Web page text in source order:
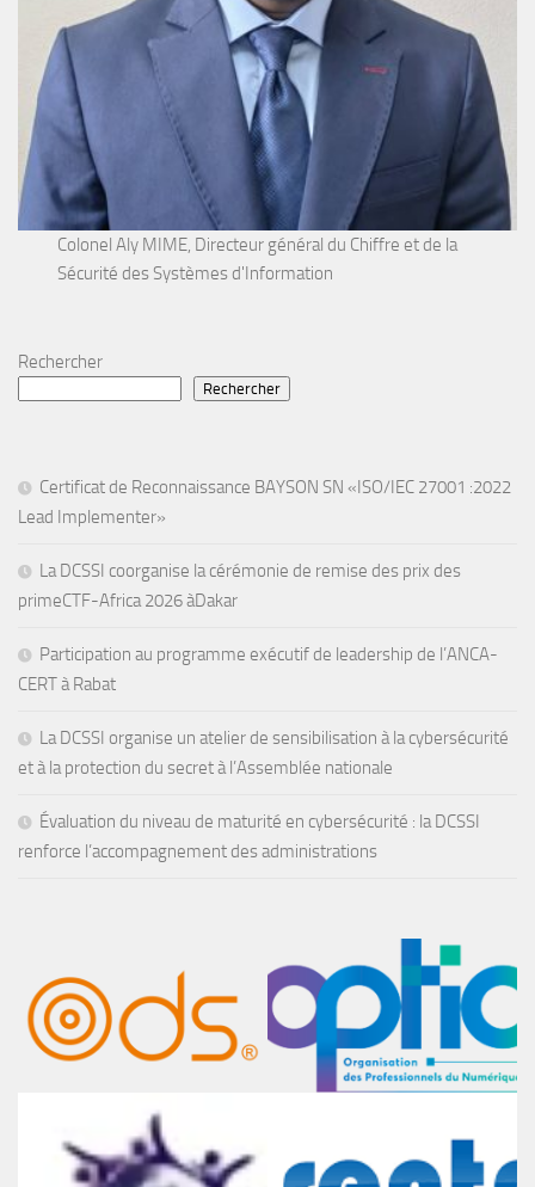
Colonel Aly MIME, Directeur général du Chiffre et de la
Sécurité des Systèmes d'Information
Rechercher
Rechercher
Certificat de Reconnaissance BAYSON SN «ISO/IEC 27001 :2022
Lead Implementer»
La DCSSI coorganise la cérémonie de remise des prix des
primeCTF-Africa 2026 àDakar
Participation au programme exécutif de leadership de l’ANCA-
CERT à Rabat
La DCSSI organise un atelier de sensibilisation à la cybersécurité
et à la protection du secret à l’Assemblée nationale
Évaluation du niveau de maturité en cybersécurité : la DCSSI
renforce l’accompagnement des administrations